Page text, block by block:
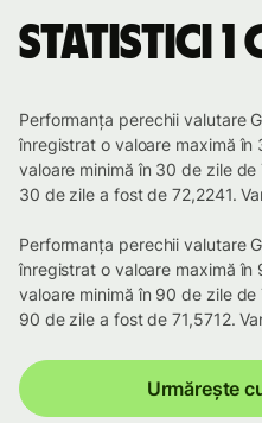
Statistici 1
Performanța perechii valutare
înregistrat o valoare maximă
valoare minimă în 30 de zile de
30 de zile a fost de 72,2241.
Performanța perechii valutare
înregistrat o valoare maximă
valoare minimă în 90 de zile
90 de zile a fost de 71,5712.
Urmărește